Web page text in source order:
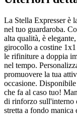
La Stella Expresser è
nel tuo guardaroba.
alta qualità, è
girocollo a costine
le rifiniture a doppia
nel tempo.
promuovere la tua
occasione.
che fa al caso tuo!
di rinforzo sull'interno
stretta a fondo